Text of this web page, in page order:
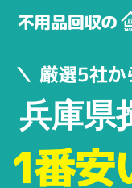
兵庫県